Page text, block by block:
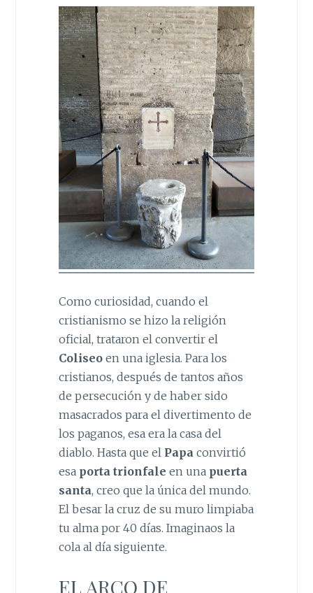
Como curiosidad, cuando el
cristianismo se hizo la religión
oficial, trataron el convertir el
Coliseoen una iglesia. Para los
cristianos, después de tantos años
de persecución y de haber sido
masacrados para el divertimento de
los paganos, esa era la casa del
diablo. Hasta que el Papaconvirtió
esa porta trionfale en una puerta
santa, creo que la única del mundo.
El besar la cruz de su muro limpiaba
tu alma por 40 días. Imaginaos la
cola al día siguiente.
EL ARCO DE